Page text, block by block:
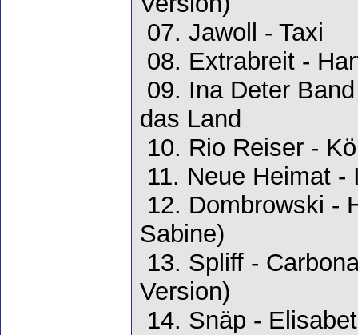
07. Jawoll - Taxi
08. Extrabreit -
09. Ina Deter
das Land
10. Rio Reiser -
11. Neue Heimat
12. Dombrowski -
Sabine)
13. Spliff -
Version)
14. Snäp -